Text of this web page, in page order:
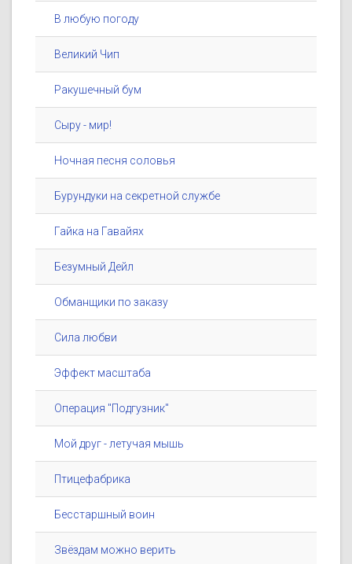
В любую погоду
Великий Чип
Ракушечный бум
Сыру - мир!
Ночная песня соловья
Бурундуки на секретной службе
Гайка на Гавайях
Безумный Дейл
Обманщики по заказу
Сила любви
Эффект масштаба
Операция ''Подгузник''
Мой друг - летучая мышь
Птицефабрика
Бесстаршный воин
Звёздам можно верить